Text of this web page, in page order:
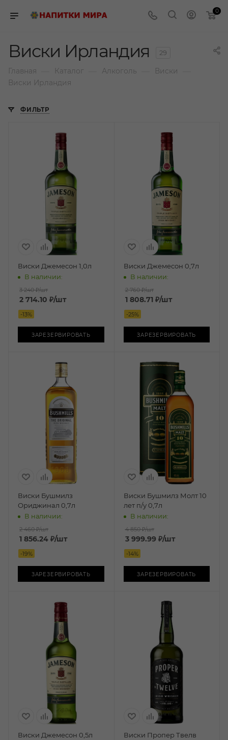
0
Виски Ирландия 29
Главная Каталог Алкоголь Виски
Виски Ирландия
ФИЛЬТР
Виски Джемесон 1,0л
В наличии:
3 240 ₽/шт
2 714.10 ₽/шт
-13%
ЗАРЕЗЕРВИРОВАТЬ
Виски Джемесон 0,7л
В наличии:
2 760 ₽/шт
1 808.71 ₽/шт
-25%
ЗАРЕЗЕРВИРОВАТЬ
Виски Бушмилз
Ориджинал 0,7л
В наличии:
2 460 ₽/шт
1 856.24 ₽/шт
-19%
ЗАРЕЗЕРВИРОВАТЬ
Виски Бушмилз Молт 10
лет п/у 0,7л
В наличии:
4 850 ₽/шт
3 999.99₽/шт
-14%
ЗАРЕЗЕРВИРОВАТЬ
Виски Джемесон 0,5л
Виски Пропер Твелв